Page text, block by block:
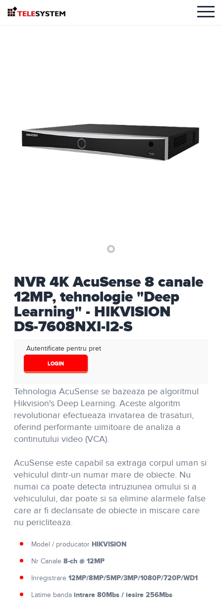
NVR 4K AcuSense 8 canale
12MP, tehnologie "Deep
Learning" - HIKVISION
DS-7608NXI-I2-S
Autentificate pentru pret
LOGIN
Tehnologia AcuSense se bazeaza pe algoritmul
Hikvision's Deep Learning. Aceste algoritm
revolutionar efectueaza invatarea de trasaturi,
oferind performante uimitoare de analiza a
continutului video (VCA).
AcuSense este capabil sa extraga corpul uman si
vehiculul dintr-un numar mare de obiecte. Nu
numai ca poate detecta intruziunea omului si a
vehiculului, dar poate si sa elimine alarmele false
care ar fi declansate de obiecte in miscare care
nu pericliteaza.
Model / producator HIKVISION
Nr Canale 8-ch @ 12MP
Inregistrare 12MP/8MP/5MP/3MP/1080P/720P/WD1
Latime banda intrare 80Mbs / iesire 256Mbs